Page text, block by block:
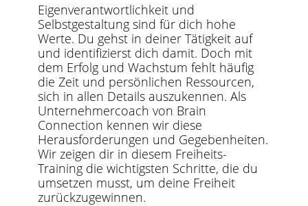
Eigenverantwortlichkeit und
Selbstgestaltung sind für dich hohe
Werte. Du gehst in deiner Tätigkeit auf
und identifizierst dich damit. Doch mit
dem Erfolg und Wachstum fehlt häufig
die Zeit und persönlichen Ressourcen,
sich in allen Details auszukennen. Als
Unternehmercoach von Brain
Connection kennen wir diese
Herausforderungen und Gegebenheiten.
Wir zeigen dir in diesem Freiheits-
Training die wichtigsten Schritte, die du
umsetzen musst, um deine Freiheit
zurückzugewinnen.